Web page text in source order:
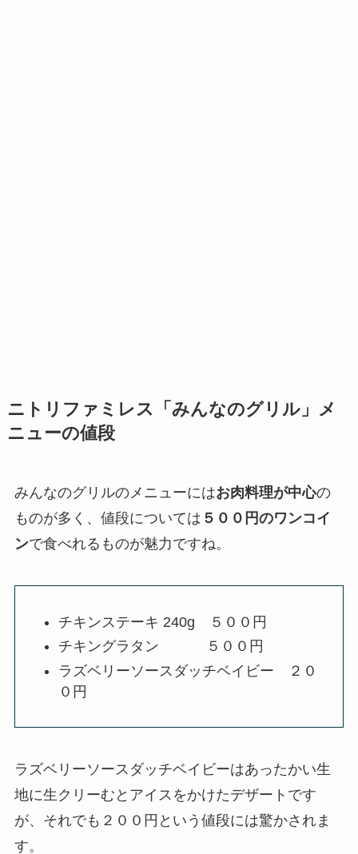
ニトリファミレス「みんなのグリル」メ
ニューの値段
みんなのグリルのメニューにはお肉料理が中心の
ものが多く、値段については ５００円のワンコイ
ンで食べれるものが魅力ですね。
チキンステーキ 240g ５００円
チキングラタン ５００円
ラズベリーソースダッチベイビー ２０
０円
ラズベリーソースダッチベイビーはあったかい生
地に生クリーむとアイスをかけたデザートです
が、それでも２００円という値段には驚かされま
す。